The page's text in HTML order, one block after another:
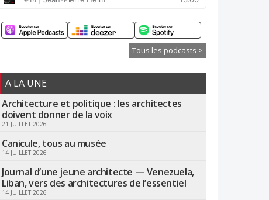
Tous les podcasts >
A LA UNE
Architecture et politique : les architectes
doivent donner de la voix
21 JUILLET 2026
Canicule, tous au musée
14 JUILLET 2026
Journal d’une jeune architecte — Venezuela,
Liban, vers des architectures de l’essentiel
14 JUILLET 2026